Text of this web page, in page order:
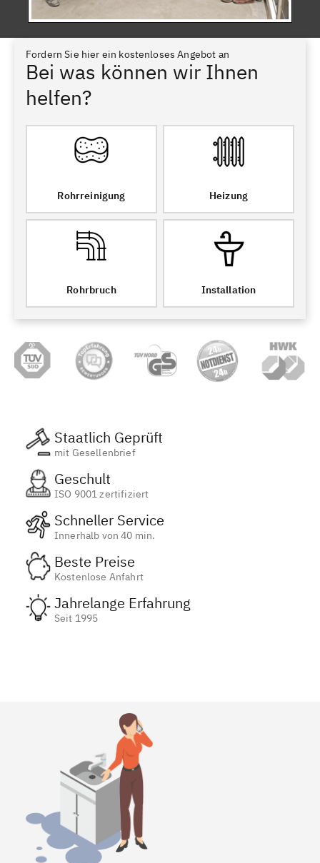
Fordern Sie hier ein kostenloses Angebot an
Bei was können wir Ihnen
helfen?
Rohrreinigung Heizung
Rohrbruch Installation
Staatlich Geprüft
mit Gesellenbrief
Geschult
ISO 9001 zertifiziert
Schneller Service
Innerhalb von 40 min.
Beste Preise
Kostenlose Anfahrt
Jahrelange Erfahrung
Seit 1995